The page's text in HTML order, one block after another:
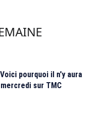
pourquoi il n'y aura
sur TMC